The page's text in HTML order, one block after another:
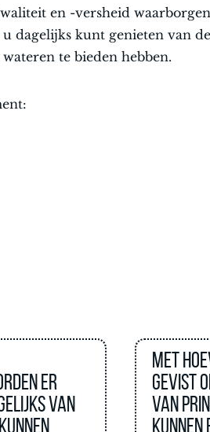
en -versheid
dagelijks kunt genieten van
te bieden hebben.
er
van
Met
gevist
van
kunnen